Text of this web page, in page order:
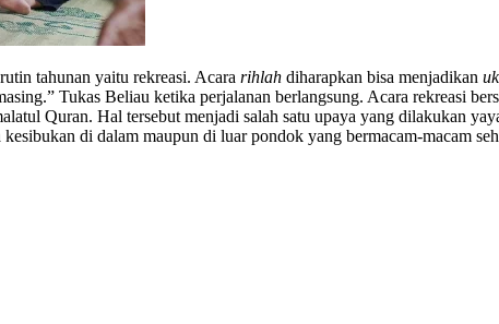
tahunan yaitu rekreasi. Acara rihlah diharapkan bisa menjadikan
Tukas Beliau ketika perjalanan berlangsung. Acara rekreasi
Quran. Hal tersebut menjadi salah satu upaya yang dilakukan
kesibukan di dalam maupun di luar pondok yang bermacam-macam